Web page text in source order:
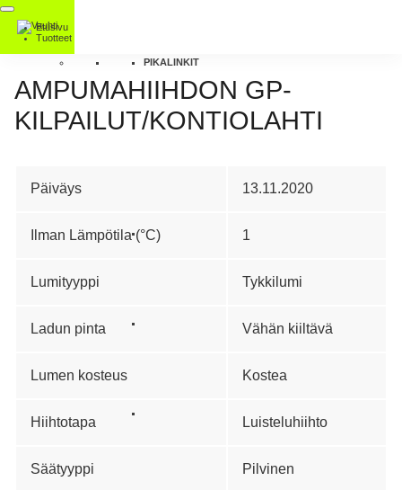
Etusivu
Tuotteet
PIKALINKIT
AMPUMAHIIHDON GP-
KILPAILUT/KONTIOLAHTI
Päiväys 13.11.2020
Ilman Lämpötila (°C) 1
Lumityyppi Tykkilumi
Ladun pinta Vähän kiiltävä
Lumen kosteus Kostea
Hiihtotapa Luisteluhiihto
Säätyyppi Pilvinen